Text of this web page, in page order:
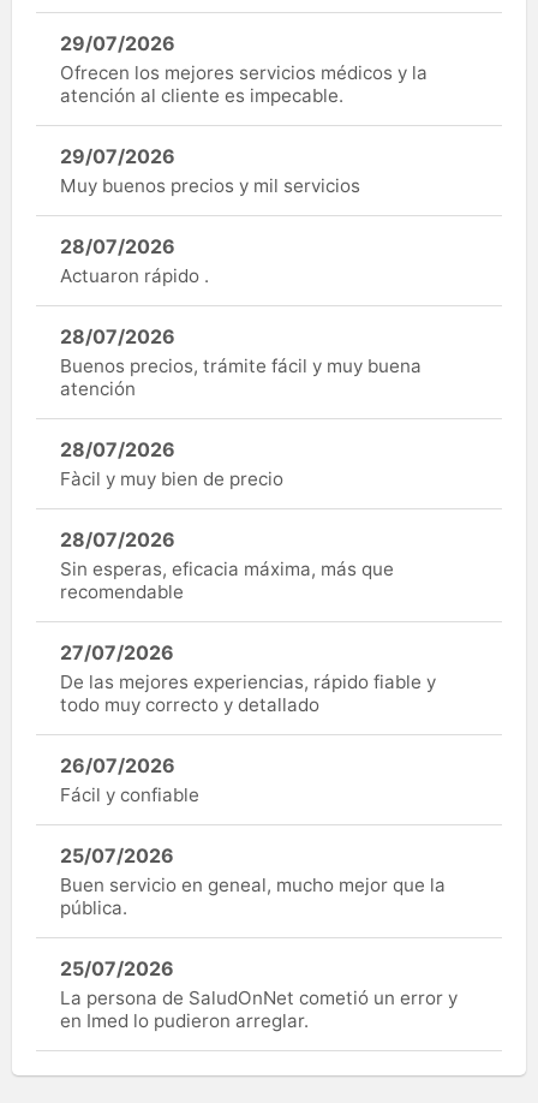
29/07/2026
Ofrecen los mejores servicios médicos y la
atención al cliente es impecable.
29/07/2026
Muy buenos precios y mil servicios
28/07/2026
Actuaron rápido .
28/07/2026
Buenos precios, trámite fácil y muy buena
atención
28/07/2026
Fàcil y muy bien de precio
28/07/2026
Sin esperas, eficacia máxima, más que
recomendable
27/07/2026
De las mejores experiencias, rápido fiable y
todo muy correcto y detallado
26/07/2026
Fácil y confiable
25/07/2026
Buen servicio en geneal, mucho mejor que la
pública.
25/07/2026
La persona de SaludOnNet cometió un error y
en Imed lo pudieron arreglar.